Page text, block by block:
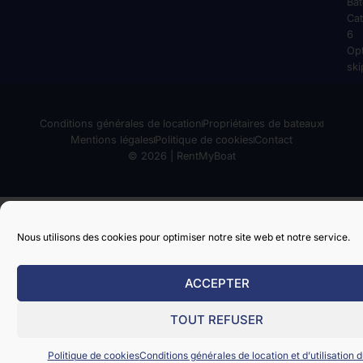
Nous utilisons des cookies pour optimiser notre site web et notre service.
ACCEPTER
TOUT REFUSER
Politique de cookiesConditions générales de location et d’utilisation
6
© 2026 | RentMyBoat
Conditions générales de location Propriétaires de bateaux
Mentions légales Politique de cookies Contact